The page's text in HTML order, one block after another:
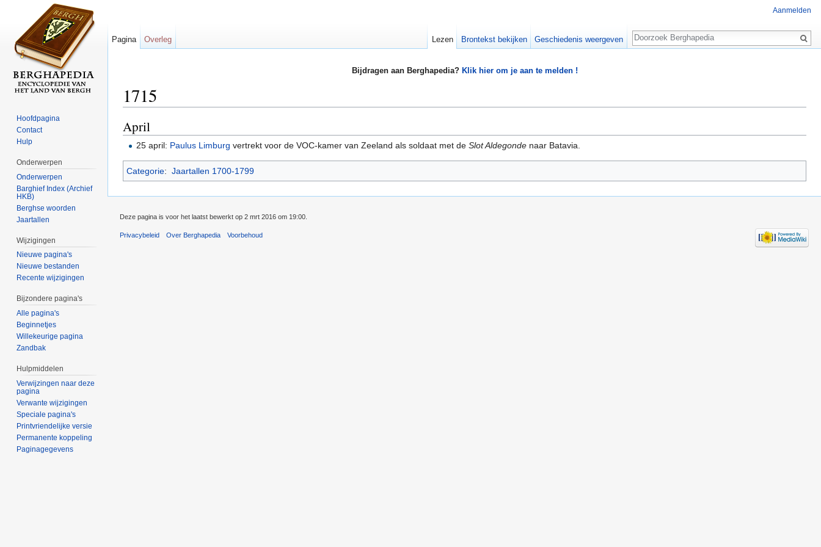
Bijdragen aan Berghapedia? Klik hier om je aan te melden !
1715
April
25 april: Paulus Limburg vertrekt voor de VOC-kamer van Zeeland als soldaat met deSlot Aldegonde naar Batavia.
Categorie: Jaartallen 1700-1799
Aanmelden
Pagina Overleg Lezen Brontekst bekijken Geschiedenis weergeven
Zoeken
Hoofdpagina
Contact
Hulp
Onderwerpen
Onderwerpen
Barghief Index (Archief
HKB)
Berghse woorden
Jaartallen
Wijzigingen
Nieuwe pagina's
Nieuwe bestanden
Recente wijzigingen
Bijzondere pagina's
Alle pagina's
Beginnetjes
Willekeurige pagina
Zandbak
Hulpmiddelen
Verwijzingen naar deze
pagina
Verwante wijzigingen
Speciale pagina's
Printvriendelijke versie
Permanente koppeling
Paginagegevens
Deze pagina is voor het laatst bewerkt op 2 mrt 2016 om 19:00.
Privacybeleid Over Berghapedia Voorbehoud